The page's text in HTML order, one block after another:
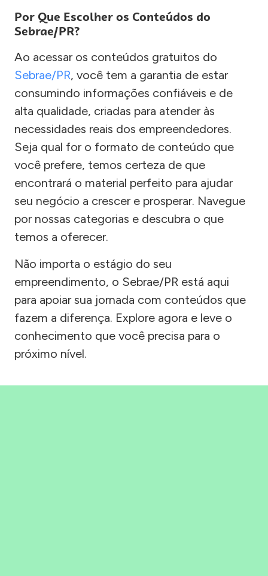
Por Que Escolher os Conteúdos do
Sebrae/PR?
Ao acessar os conteúdos gratuitos do
Sebrae/PR, você tem a garantia de estar
consumindo informações confiáveis e de
alta qualidade, criadas para atender às
necessidades reais dos empreendedores.
Seja qual for o formato de conteúdo que
você prefere, temos certeza de que
encontrará o material perfeito para ajudar
seu negócio a crescer e prosperar. Navegue
por nossas categorias e descubra o que
temos a oferecer.
Não importa o estágio do seu
empreendimento, o Sebrae/PR está aqui
para apoiar sua jornada com conteúdos que
fazem a diferença. Explore agora e leve o
conhecimento que você precisa para o
próximo nível.